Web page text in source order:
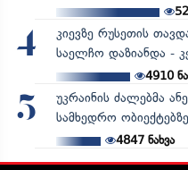
4
კიევზე რუსეთის
საელჩო დაზიანდა -
4910
5
უკრაინის ძალებმა
სამხედრო
4847ნახვა